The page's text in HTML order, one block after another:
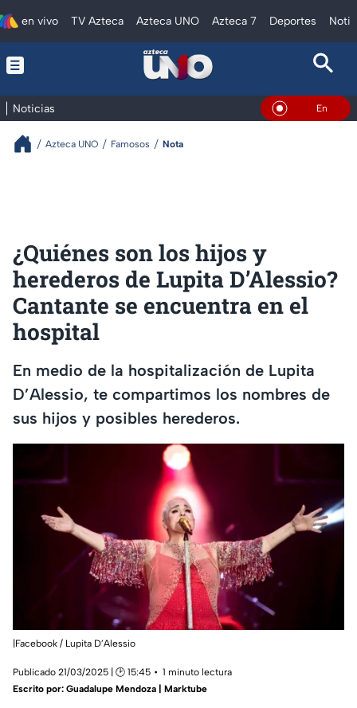
en vivo TV Azteca Azteca UNO Azteca 7 Deportes
Noticias En Vivo
Azteca UNO Famosos Nota
¿Quiénes son los hijos y
herederos de Lupita D’Alessio?
Cantante se encuentra en el
hospital
En medio de la hospitalización de Lupita
D’Alessio, te compartimos los nombres de
sus hijos y posibles herederos.
|Facebook / Lupita D’Alessio
Publicado 21/03/2025 | 🕑 15:45
1 minuto lectura
Escrito por: Guadalupe Mendoza | Marktube